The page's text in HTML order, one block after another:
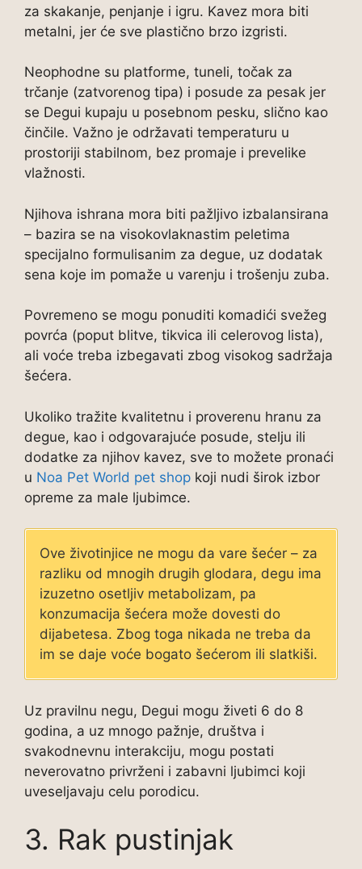
za skakanje, penjanje i igru. Kavez mora biti
metalni, jer će sve plastično brzo izgristi.
Neophodne su platforme, tuneli, točak za
trčanje (zatvorenog tipa) i posude za pesak jer
se Degui kupaju u posebnom pesku, slično kao
činčile. Važno je održavati temperaturu u
prostoriji stabilnom, bez promaje i prevelike
vlažnosti.
Njihova ishrana mora biti pažljivo izbalansirana
– bazira se na visokovlaknastim peletima
specijalno formulisanim za degue, uz dodatak
sena koje im pomaže u varenju i trošenju zuba.
Povremeno se mogu ponuditi komadići svežeg
povrća (poput blitve, tikvica ili celerovog lista),
ali voće treba izbegavati zbog visokog sadržaja
šećera.
Ukoliko tražite kvalitetnu i proverenu hranu za
degue, kao i odgovarajuće posude, stelju ili
dodatke za njihov kavez, sve to možete pronaći
u Noa Pet World pet shop koji nudi širok izbor
opreme za male ljubimce.
Ove životinjice ne mogu da vare šećer – za
razliku od mnogih drugih glodara, degu ima
izuzetno osetljiv metabolizam, pa
konzumacija šećera može dovesti do
dijabetesa. Zbog toga nikada ne treba da
im se daje voće bogato šećerom ili slatkiši.
Uz pravilnu negu, Degui mogu živeti 6 do 8
godina, a uz mnogo pažnje, društva i
svakodnevnu interakciju, mogu postati
neverovatno privrženi i zabavni ljubimci koji
uveseljavaju celu porodicu.
3. Rak pustinjak